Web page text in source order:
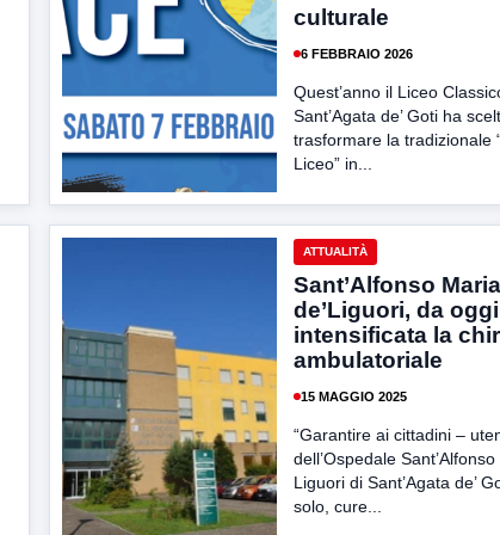
culturale
6 FEBBRAIO 2026
Quest’anno il Liceo
Sant’Agata de’ Goti ha
trasformare la tradizionale
Liceo” in...
ATTUALITÀ
Sant’Alfonso Maria
de’Liguori, da oggi
intensificata la
ambulatoriale
15 MAGGIO 2025
“Garantire ai cittadini –
dell’Ospedale Sant’Alfonso
Liguori di Sant’Agata de’
solo, cure...